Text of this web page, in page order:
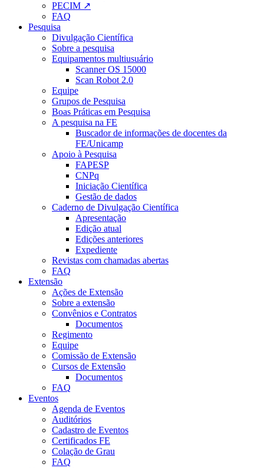
PECIM ↗
FAQ
Pesquisa
Divulgação Científica
Sobre a pesquisa
Equipamentos multiusuário
Scanner OS 15000
Scan Robot 2.0
Equipe
Grupos de Pesquisa
Boas Práticas em Pesquisa
A pesquisa na FE
Buscador de informações de docentes da
FE/Unicamp
Apoio à Pesquisa
FAPESP
CNPq
Iniciação Científica
Gestão de dados
Caderno de Divulgação Científica
Apresentação
Edição atual
Edições anteriores
Expediente
Revistas com chamadas abertas
FAQ
Extensão
Ações de Extensão
Sobre a extensão
Convênios e Contratos
Documentos
Regimento
Equipe
Comissão de Extensão
Cursos de Extensão
Documentos
FAQ
Eventos
Agenda de Eventos
Auditórios
Cadastro de Eventos
Certificados FE
Colação de Grau
FAQ